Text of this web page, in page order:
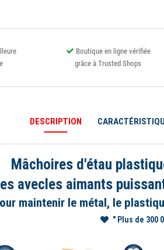
Boutique en ligne vérifiée
grâce à Trusted Shops
DESCRIPTION
Mâchoires d'étau
avecles aimants
maintenir le métal, le
" Plus de 300